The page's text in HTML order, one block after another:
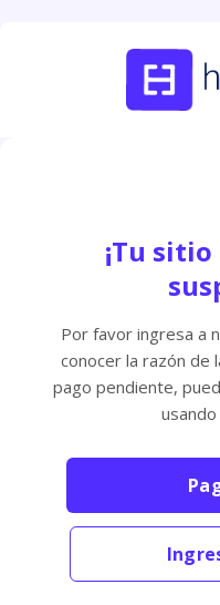
¡Tu
Por favor ingresa a
conocer la razón de
pago pendiente,